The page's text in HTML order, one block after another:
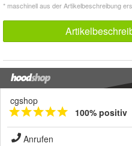
* maschinell aus der Artikelbeschreibung
cgshop
100% positiv
Anrufen